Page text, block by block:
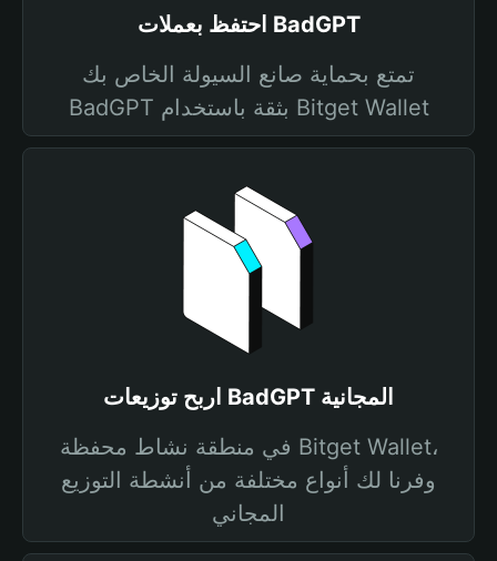
احتفظ بعملات BadGPT
تمتع بحماية صانع السيولة الخاص بك
BadGPT بثقة باستخدام Bitget Wallet
اربح توزيعات BadGPT المجانية
في منطقة نشاط محفظة Bitget Wallet،
وفرنا لك أنواع مختلفة من أنشطة التوزيع
المجاني